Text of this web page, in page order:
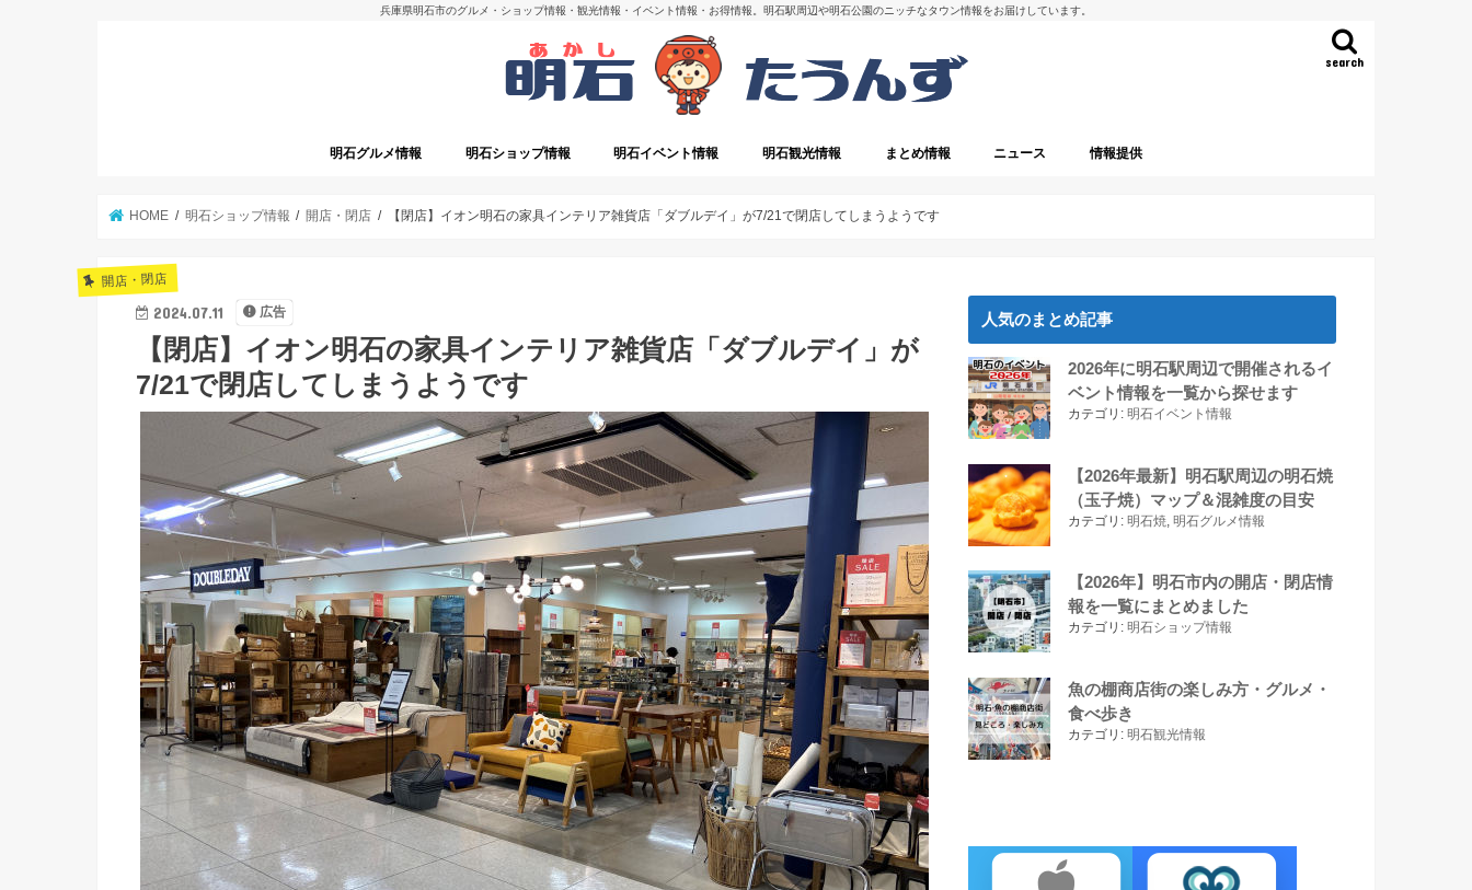
兵庫県明石市のグルメ・ショップ情報・観光情報・イベント情報・お得情報。明石駅周辺や明石公園のニッチなタウン情報をお届けしています。
search
明石グルメ情報 明石ショップ情報 明石イベント情報 明石観光情報 まとめ情報 ニュース 情報提供
HOME 明石ショップ情報 開店・閉店 【閉店】イオン明石の家具インテリア雑貨店「ダブルデイ」が7/21で閉店してしまうようです
開店・閉店
2024.07.11 広告
【閉店】イオン明石の家具インテリア雑貨店「ダブルデイ」が
7/21で閉店してしまうようです
人気のまとめ記事
2026年に明石駅周辺で開催されるイ
ベント情報を一覧から探せます
カテゴリ: 明石イベント情報
【2026年最新】明石駅周辺の明石焼
（玉子焼）マップ＆混雑度の目安
カテゴリ: 明石焼 明石グルメ情報
【2026年】明石市内の開店・閉店情
報を一覧にまとめました
カテゴリ: 明石ショップ情報
魚の棚商店街の楽しみ方・グルメ・
食べ歩き
カテゴリ: 明石観光情報